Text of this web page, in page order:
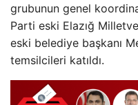
grubunun genel
Parti eski Elazığ
eski belediye başkanı
temsilcileri katıldı.